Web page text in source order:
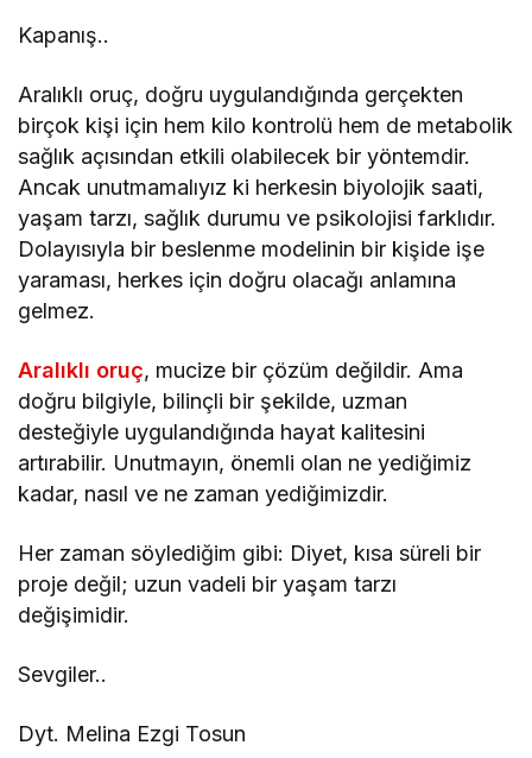
Kapanış..
Aralıklı oruç, doğru uygulandığında gerçekten
birçok kişi için hem kilo kontrolü hem de metabolik
sağlık açısından etkili olabilecek bir yöntemdir.
Ancak unutmamalıyız ki herkesin biyolojik saati,
yaşam tarzı, sağlık durumu ve psikolojisi farklıdır.
Dolayısıyla bir beslenme modelinin bir kişide işe
yaraması, herkes için doğru olacağı anlamına
gelmez.
Aralıklı oruç, mucize bir çözüm değildir. Ama
doğru bilgiyle, bilinçli bir şekilde, uzman
desteğiyle uygulandığında hayat kalitesini
artırabilir. Unutmayın, önemli olan ne yediğimiz
kadar, nasıl ve ne zaman yediğimizdir.
Her zaman söylediğim gibi: Diyet, kısa süreli bir
proje değil; uzun vadeli bir yaşam tarzı
değişimidir.
Sevgiler..
Dyt. Melina Ezgi Tosun